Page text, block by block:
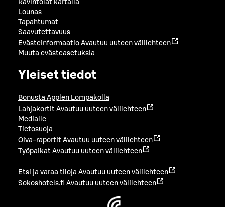
Ravintolat kartalla
Lounas
Tapahtumat
Saavutettavuus
Evästeinformaatio Avautuu uuteen välilehteen
Muuta evästeasetuksia
Yleiset tiedot
Bonusta Applen Lompakolla
Lahjakortit Avautuu uuteen välilehteen
Medialle
Tietosuoja
Oiva-raportit Avautuu uuteen välilehteen
Työpaikat Avautuu uuteen välilehteen
Etsi ja varaa tiloja Avautuu uuteen välilehteen
Sokoshotels.fi Avautuu uuteen välilehteen